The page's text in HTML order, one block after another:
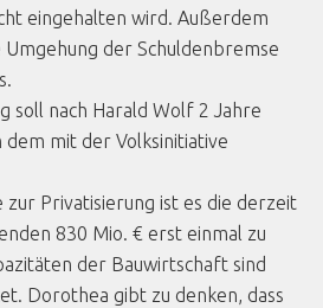
eingehalten wird. Außerdem
Umgehung der Schuldenbremse
soll nach Harald Wolf 2 Jahre
dem mit der Volksinitiative
Privatisierung ist es die derzeit
830 Mio. € erst einmal zu
der Bauwirtschaft sind
Dorothea gibt zu denken, dass